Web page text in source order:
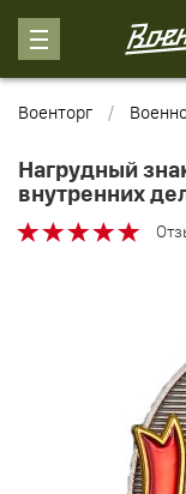
Военторг
Нагрудный
внутренних